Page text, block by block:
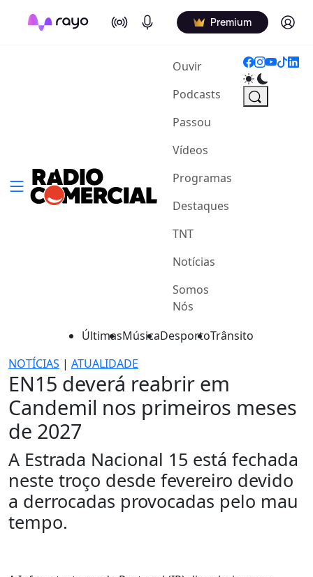
On Air Podcasts Premium Log in
Ouvir(current)
Podcasts
Passou
Vídeos
Programas
Destaques
TNT
Notícias
Somos
Nós
ÚltimasMúsicaDesportoTrânsito
NOTÍCIAS | ATUALIDADE
EN15 deverá reabrir em
Candemil nos primeiros meses
de 2027
A Estrada Nacional 15 está fechada
neste troço desde fevereiro devido
a derrocadas provocadas pelo mau
tempo.